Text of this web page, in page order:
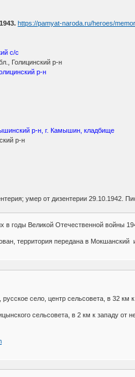
https://pamyat-naroda.ru/heroes/
с/с
Голицинский р-н
р-н
р-н, г. Камышин, кладбище
р-н
умер от дизентерии 29.10.1942.
годы Великой Отечественной войны
территория передана в
село, центр сельсовета, в 32
сельсовета, в 2 км к западу от